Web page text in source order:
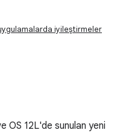
iyileştirmeler
OS 12L'de sunulan yeni